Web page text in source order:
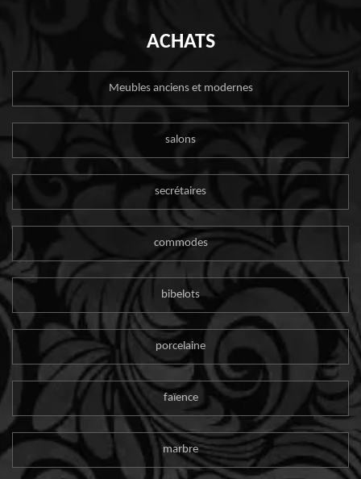
ACHATS
Meubles anciens et modernes
salons
secrétaires
commodes
bibelots
porcelaine
faïence
marbre